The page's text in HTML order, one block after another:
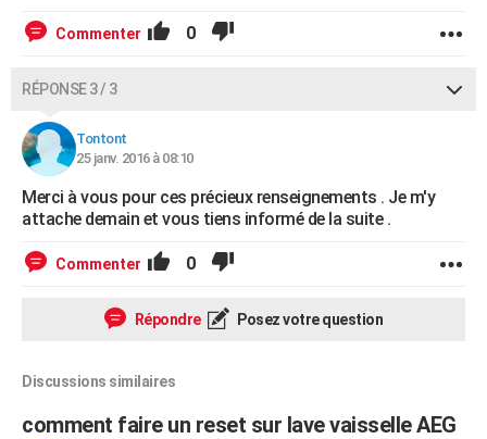
Commenter 0
RÉPONSE 3 / 3
Tontont
25 janv. 2016 à 08:10
Merci à vous pour ces précieux renseignements . Je m'y
attache demain et vous tiens informé de la suite .
Commenter 0
Répondre Posez votre question
Discussions similaires
comment faire un reset sur lave vaisselle AEG